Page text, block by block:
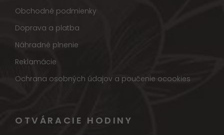
Obchodné podmienky
Doprava a platba
Náhradné plnenie
Reklamácie
Ochrana osobných údajov a poučenie ocookies
OTVÁRACIE HODINY